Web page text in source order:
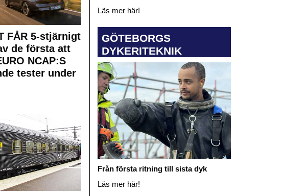
FÅR 5-stjärnigt
de första att
NCAP:S
tester under
Läs mer här!
GÖTEBORGS
DYKERITEKNIK
Från första ritning till sista dyk
Läs mer här!